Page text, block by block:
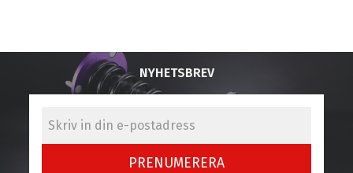
NYHETSBREV
PRENUMERERA